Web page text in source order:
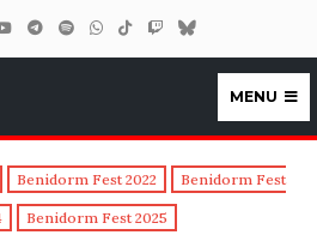
MENU
Benidorm Fest 2022 Benidorm Fest
Benidorm Fest 2025